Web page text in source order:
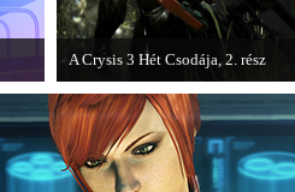
A Crysis 3 Hét Csodája, 2. rész
Megjelent a Crysis 3 videosorozat
második része, amely a The Hunt
kapta.